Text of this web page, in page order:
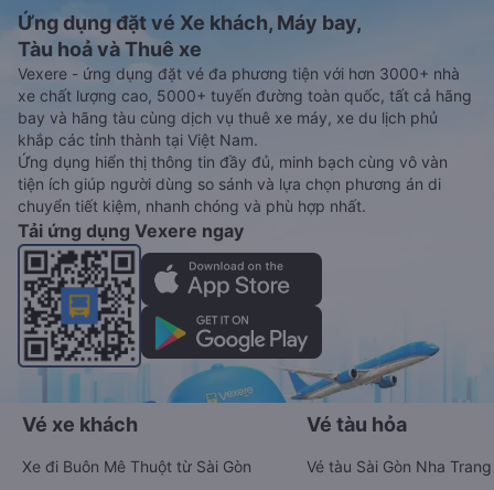
Ứng dụng đặt vé Xe khách, Máy bay,
Tàu hoả và Thuê xe
Vexere - ứng dụng đặt vé đa phương tiện với hơn 3000+ nhà
xe chất lượng cao, 5000+ tuyến đường toàn quốc, tất cả hãng
bay và hãng tàu cùng dịch vụ thuê xe máy, xe du lịch phủ
khắp các tỉnh thành tại Việt Nam.
Ứng dụng hiển thị thông tin đầy đủ, minh bạch cùng vô vàn
tiện ích giúp người dùng so sánh và lựa chọn phương án di
chuyển tiết kiệm, nhanh chóng và phù hợp nhất.
Tải ứng dụng Vexere ngay
Vé xe khách
Xe đi Buôn Mê Thuột từ Sài Gòn
Vé tàu hỏa
Vé tàu Sài Gòn Nha Trang